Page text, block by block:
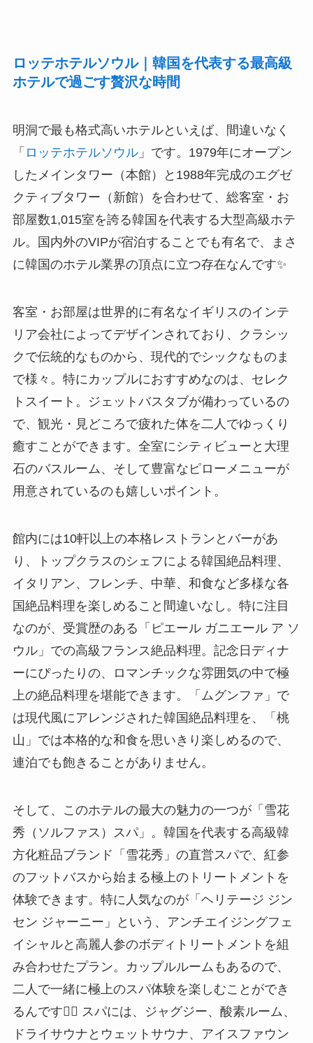
ロッテホテルソウル｜韓国を代表する最高級
ホテルで過ごす贅沢な時間
明洞で最も格式高いホテルといえば、間違いなく
「 ロッテホテルソウル」です。1979年にオープン
したメインタワー（本館）と1988年完成のエグゼ
クティブタワー（新館）を合わせて、総客室・お
部屋数1,015室を誇る韓国を代表する大型高級ホテ
ル。国内外のVIPが宿泊することでも有名で、まさ
に韓国のホテル業界の頂点に立つ存在なんです✨
客室・お部屋は世界的に有名なイギリスのインテ
リア会社によってデザインされており、クラシッ
クで伝統的なものから、現代的でシックなものま
で様々。特にカップルにおすすめなのは、セレク
トスイート。ジェットバスタブが備わっているの
で、観光・見どころで疲れた体を二人でゆっくり
癒すことができます。全室にシティビューと大理
石のバスルーム、そして豊富なピローメニューが
用意されているのも嬉しいポイント。
館内には10軒以上の本格レストランとバーがあ
り、トップクラスのシェフによる韓国絶品料理、
イタリアン、フレンチ、中華、和食など多様な各
国絶品料理を楽しめること間違いなし。特に注目
なのが、受賞歴のある「ピエール ガニエール ア ソ
ウル」での高級フランス絶品料理。記念日ディナ
ーにぴったりの、ロマンチックな雰囲気の中で極
上の絶品料理を堪能できます。「ムグンファ」で
は現代風にアレンジされた韓国絶品料理を、「桃
山」では本格的な和食を思いきり楽しめるので、
連泊でも飽きることがありません。
そして、このホテルの最大の魅力の一つが「雪花
秀（ソルファス）スパ」。韓国を代表する高級韓
方化粧品ブランド「雪花秀」の直営スパで、紅参
のフットバスから始まる極上のトリートメントを
体験できます。特に人気なのが「ヘリテージ ジン
セン ジャーニー」という、アンチエイジングフェ
イシャルと高麗人参のボディトリートメントを組
み合わせたプラン。カップルルームもあるので、
二人で一緒に極上のスパ体験を楽しむことができ
るんです💆‍♀️ スパには、ジャグジー、酸素ルーム、
ドライサウナとウェットサウナ、アイスファウン